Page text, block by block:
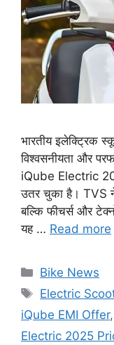
भारतीय इलेक्ट्रिक
विश्वसनीयता और
iQube Electric
उतर चुका है। TVS ने
बल्कि फीचर्स और
यह … Read more
Categories
Bike News
Tags
Electric
iQube EMI Offer,
Electric 2025